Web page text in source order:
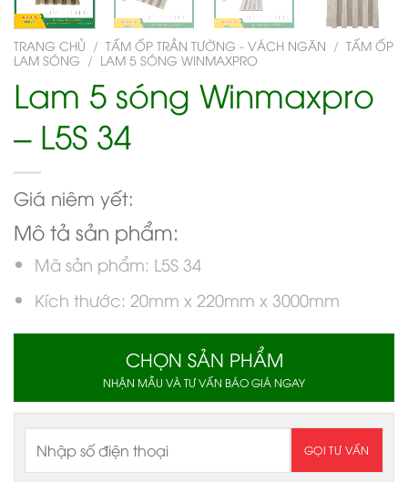
TRANG CHỦ / TẤM ỐP TRẦN TƯỜNG - VÁCH NGĂN / TẤM ỐP
LAM SÓNG / LAM 5 SÓNG WINMAXPRO
Lam 5 sóng Winmaxpro
– L5S 34
Giá niêm yết:
Mô tả sản phẩm:
Mã sản phẩm: L5S 34
Kích thước: 20mm x 220mm x 3000mm
CHỌN SẢN PHẨM
NHẬN MẪU VÀ TƯ VẤN BÁO GIÁ NGAY